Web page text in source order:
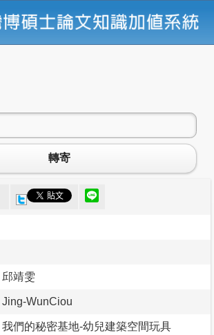
轉寄
邱靖雯
Jing-WunCiou
我們的秘密基地-幼兒建築空間玩具